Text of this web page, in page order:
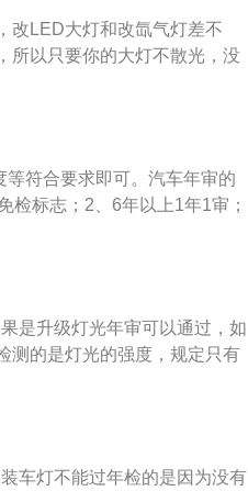
缴其行车牌证，不准再继续行
路上行驶，也不准转籍；符
，并收回牌证，注销档案，予
改LED大灯和改氙气灯差不
所以只要你的大灯不散光，没
是汽车改装led大灯年审的相
度的要求，更换的灯泡不能
点的亮度，如果是散射的年检
符合要求即可。汽车年审的
检标志；2、6年以上1年1审；
需上线检测；5、出厂日期超
消除车辆安全隐患，督促加
是升级灯光年审可以通过，如
测的是灯光的强度，规定只有
限制不小于1450流明。而对上
可以通过年审。同理，led灯
车灯不能过年检的是因为没有